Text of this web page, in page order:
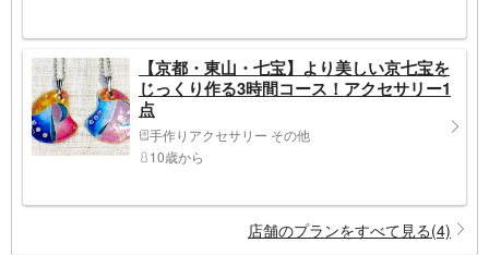
【京都・東山・七宝】より美しい京七宝を
じっくり作る3時間コース！アクセサリー1
点
手作りアクセサリー その他
10歳から
店舗のプランをすべて見る(4)